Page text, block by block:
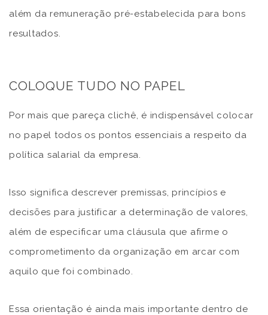
além da remuneração pré-estabelecida para bons
resultados.
COLOQUE TUDO NO PAPEL
Por mais que pareça clichê, é indispensável colocar
no papel todos os pontos essenciais a respeito da
política salarial da empresa.
Isso significa descrever premissas, princípios e
decisões para justificar a determinação de valores,
além de especificar uma cláusula que afirme o
comprometimento da organização em arcar com
aquilo que foi combinado.
Essa orientação é ainda mais importante dentro de